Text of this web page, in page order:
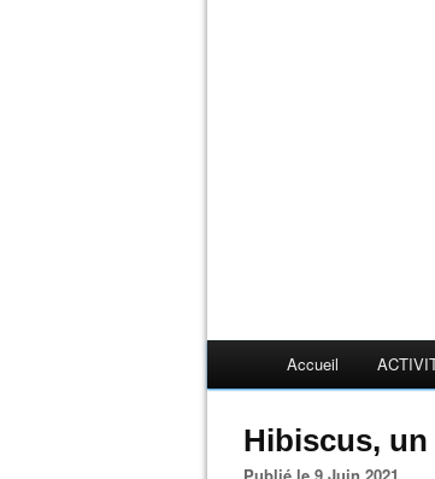
Accueil
Hibiscus,